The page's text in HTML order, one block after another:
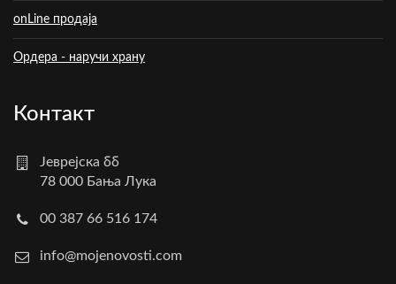
onLine продаја
Ордера - наручи храну
Контакт
Јеврејска бб
78 000 Бања Лука
00 387 66 516 174
info@mojenovosti.com